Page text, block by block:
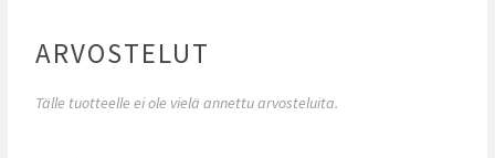
ARVOSTELUT
Tälle tuotteelle ei ole vielä annettu arvosteluita.